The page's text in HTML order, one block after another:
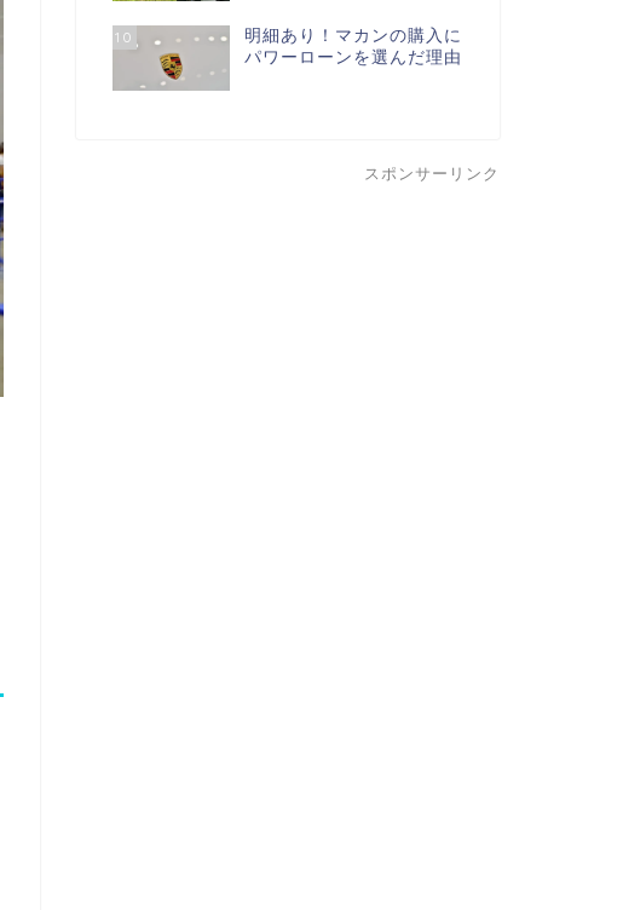
10
明細あり！マカンの購入に
パワーローンを選んだ理由
スポンサーリンク